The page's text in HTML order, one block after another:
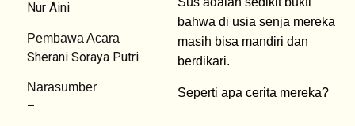
Nur Aini
Pembawa Acara
Sherani Soraya Putri
Narasumber
–
bahwa di usia senja mereka
masih bisa mandiri dan
berdikari.
Seperti apa cerita mereka?